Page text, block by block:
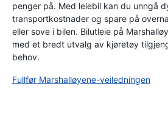
penger på. Med leiebil kan du unngå
transportkostnader og spare på
eller sove i bilen. Bilutleie på
med et bredt utvalg av kjøretøy
behov.
Fullfør Marshalløyene-veiledningen